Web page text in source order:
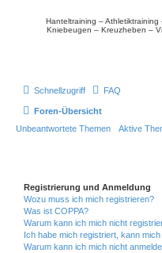
Hanteltraining –
Kniebeugen – Kreuzheben –
Schnellzugriff FAQ
Foren-Übersicht
Unbeantwortete Themen
Aktive
Registrierung und Anmeldung
Wozu muss ich mich registrieren?
Was ist COPPA?
Warum kann ich mich nicht
Ich habe mich registriert, kann
Warum kann ich mich nicht